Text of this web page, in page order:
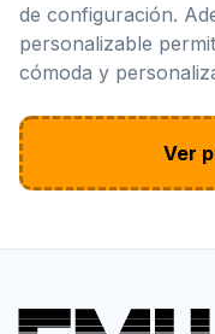
de configuración.
personalizable
cómoda y
Ver